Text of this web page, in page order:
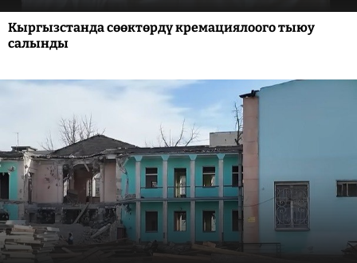
Кыргызстанда сөөктөрдү кремациялоого тыюу
салынды